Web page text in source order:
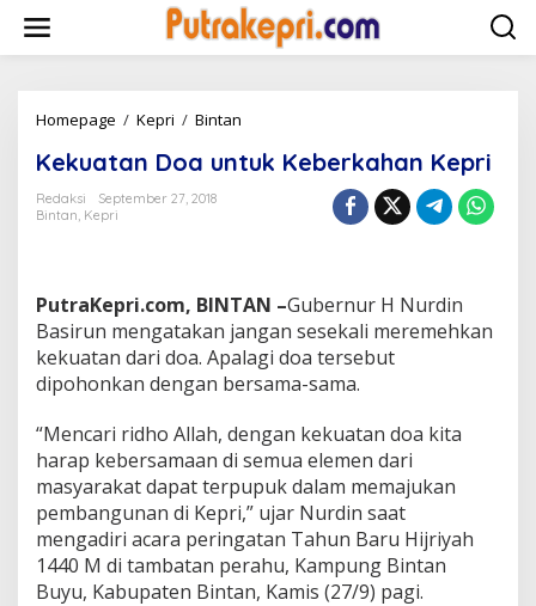
w
Homepage / Kepri / Bintan
k
o
a
u
n
k
K
e
b
e
r
k
a
Kekuatan Doa untuk Keberkahan Kepri
Redaksi
September 27, 2018
Bintan, Kepri
PutraKepri.com, BINTAN –Gubernur H Nurdin
Basirun mengatakan jangan sesekali meremehkan
kekuatan dari doa. Apalagi doa tersebut
dipohonkan dengan bersama-sama.
“Mencari ridho Allah, dengan kekuatan doa kita
harap kebersamaan di semua elemen dari
masyarakat dapat terpupuk dalam memajukan
pembangunan di Kepri,” ujar Nurdin saat
mengadiri acara peringatan Tahun Baru Hijriyah
1440 M di tambatan perahu, Kampung Bintan
Buyu, Kabupaten Bintan, Kamis (27/9) pagi.